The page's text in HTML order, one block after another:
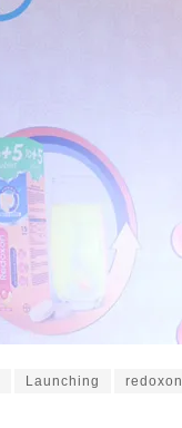
Launching redoxon